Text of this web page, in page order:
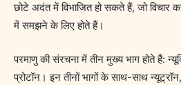
छोटे अदंत में विभाजित हो सकते हैं, जो
में समझने के लिए होते हैं।
परमाणु की संरचना में तीन मुख्य भाग होते हैं:
प्रोटॉन। इन तीनों भागों के साथ-साथ